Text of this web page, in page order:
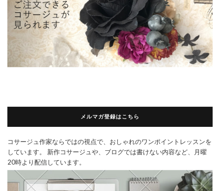
メルマガ登録はこちら
コサージュ作家ならではの視点で、おしゃれのワンポイントレッスンを
しています。 新作コサージュや、ブログでは書けない内容など、月曜
20時より配信しています。